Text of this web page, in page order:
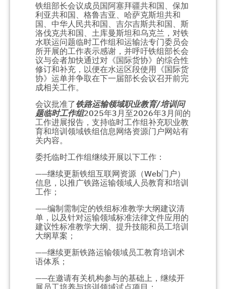
铁组部长会议成员国阿塞拜疆共和国、保加
利亚共和国、格鲁吉亚、哈萨克斯坦共和
国、中华人民共和国、吉尔吉斯共和国、斯
洛伐克共和国、土库曼斯坦和乌克兰，对铁
水联运问题临时工作组和运输法专门委员会
所开展的工作表示感谢，并呼吁铁组部长会
议与会者加快通过对《国际货协》的综合性
修订和补充，以便在水运区段使用《国际货
协》运单并争取在下一届部长会议召开前完
成相关工作。
会议批准了铁路运输领域职业教育/培训问
题临时工作组2025年3月至2026年3月间的
工作进展报告，支持临时工作组补充职业教
育和培训领域铁组信息网络资源门户网站有
关内容。
委托临时工作组继续开展以下工作：
——继续更新铁组互联网资源（Web门户）
信息，以推广铁路运输领域人员教育和培训
工作；
——编制需制定的铁组标准教学大纲建议清
单，以及针对运输领域标准法律文件应用的
建议性标准教学大纲、提升技能和员工培训
大纲草案；
——继续更新铁路运输领域员工教育培训术
语体系；
——在邀请有关机构参与的基础上，继续开
展员工培养与培训领域试点项目；